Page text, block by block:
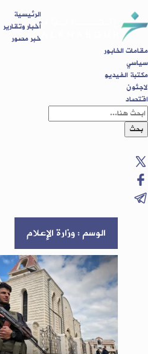
الرئيسية
أخبار وتقارير
خبر مصور
مقامات الخابور
سياسي
مكتبة الفيديو
لاجئون
اقتصاد
بحث
الوسم : وزارة الإعلام